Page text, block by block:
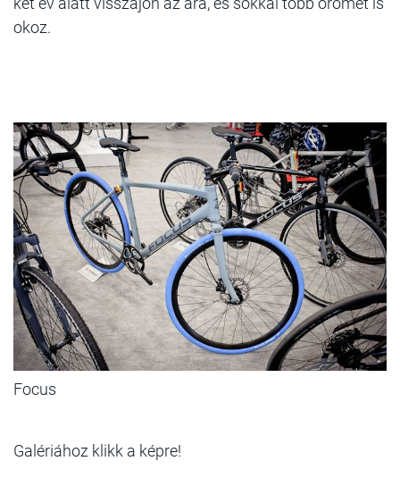
okoz.
Focus
Galériához klikk a képre!